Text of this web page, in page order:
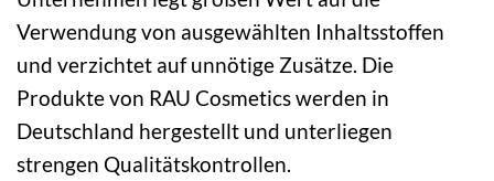
Verwendung von ausgewählten Inhaltsstoffen
und verzichtet auf unnötige Zusätze. Die
Produkte von RAU Cosmetics werden in
Deutschland hergestellt und unterliegen
strengen Qualitätskontrollen.